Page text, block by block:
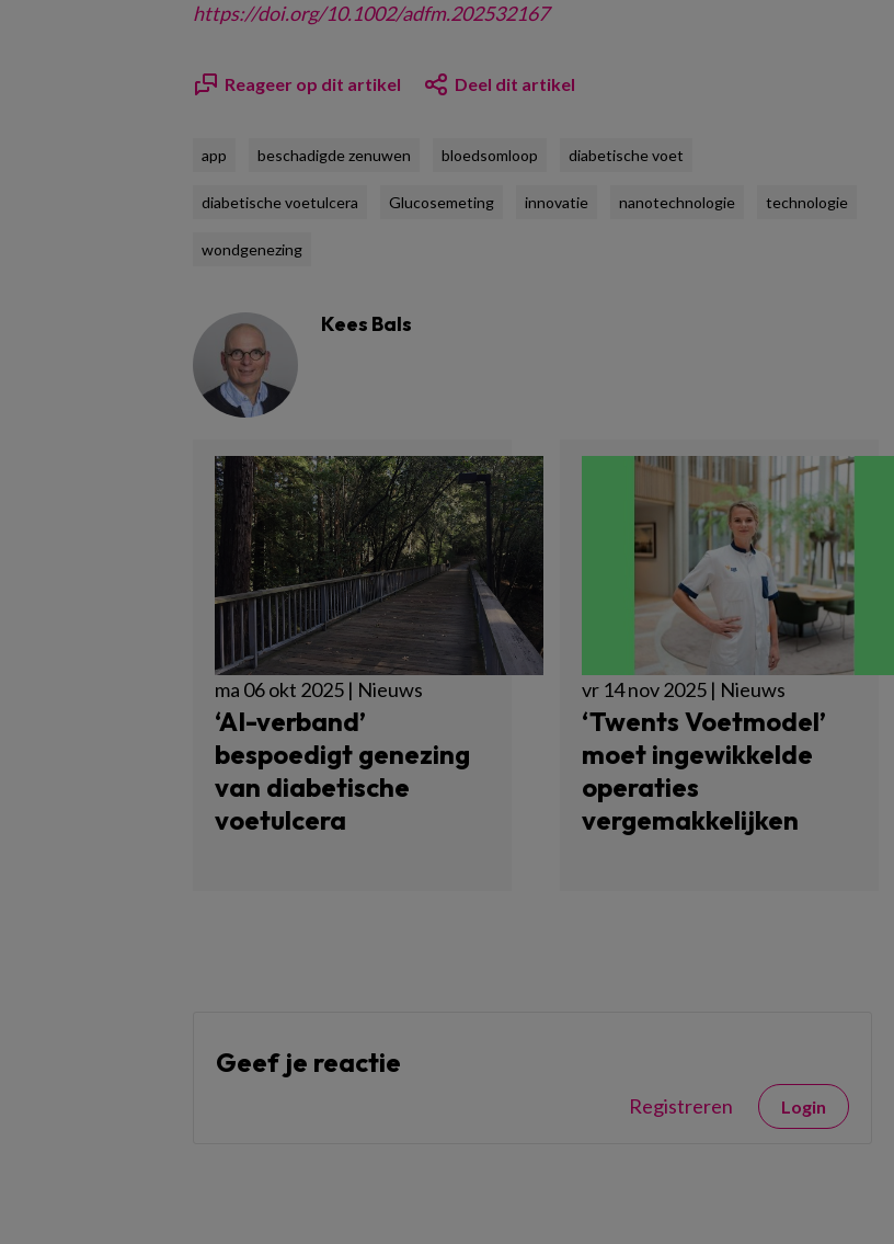
https://doi.org/10.1002/adfm.202532167
Reageer op dit artikel Deel dit artikel
app beschadigde zenuwen bloedsomloop diabetische voet
diabetische voetulcera Glucosemeting innovatie nanotechnologie technologie
wondgenezing
Kees Bals
ma 06 okt 2025 | Nieuws
‘AI-verband’
bespoedigt genezing
van diabetische
voetulcera
vr 14 nov 2025 | Nieuws
‘Twents Voetmodel’
moet ingewikkelde
operaties
vergemakkelijken
Geef je reactie
Registreren Login